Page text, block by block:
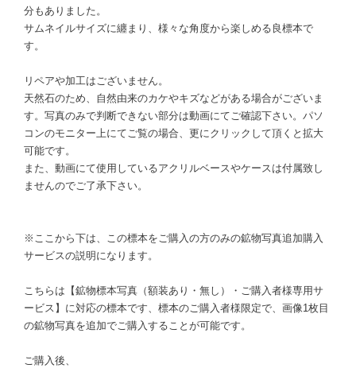
分もありました。
サムネイルサイズに纏まり、様々な角度から楽しめる良標本で
す。
リペアや加工はございません。
天然石のため、自然由来のカケやキズなどがある場合がございま
す。写真のみで判断できない部分は動画にてご確認下さい。パソ
コンのモニター上にてご覧の場合、更にクリックして頂くと拡大
可能です。
また、動画にて使用しているアクリルベースやケースは付属致し
ませんのでご了承下さい。
※ここから下は、この標本をご購入の方のみの鉱物写真追加購入
サービスの説明になります。
こちらは【鉱物標本写真（額装あり・無し）・ご購入者様専用サ
ービス】に対応の標本です、標本のご購入者様限定で、画像1枚目
の鉱物写真を追加でご購入することが可能です。
ご購入後、